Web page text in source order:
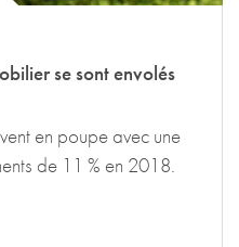
se sont envolés
en poupe avec une
de 11 % en 2018.